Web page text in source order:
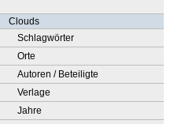
Clouds
Schlagwörter
Orte
Autoren / Beteiligte
Verlage
Jahre